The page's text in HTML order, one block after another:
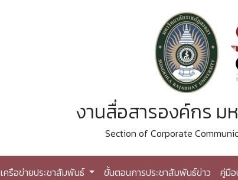
งานสื่อสารองค์กร ม
Section of Corporate
เครือข่ายประชาสัมพันธ์ ขั้นตอนการประชาสัมพันธ์ข่าว คู่มื